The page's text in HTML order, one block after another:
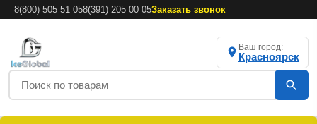
8(800) 505 51 058(391) 205 00 05Заказать звонок
Ваш город:
Красноярск